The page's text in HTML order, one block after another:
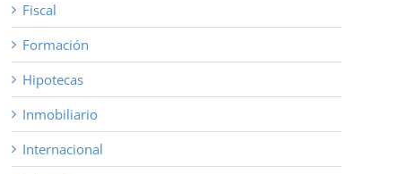
Fiscal
Formación
Hipotecas
Inmobiliario
Internacional